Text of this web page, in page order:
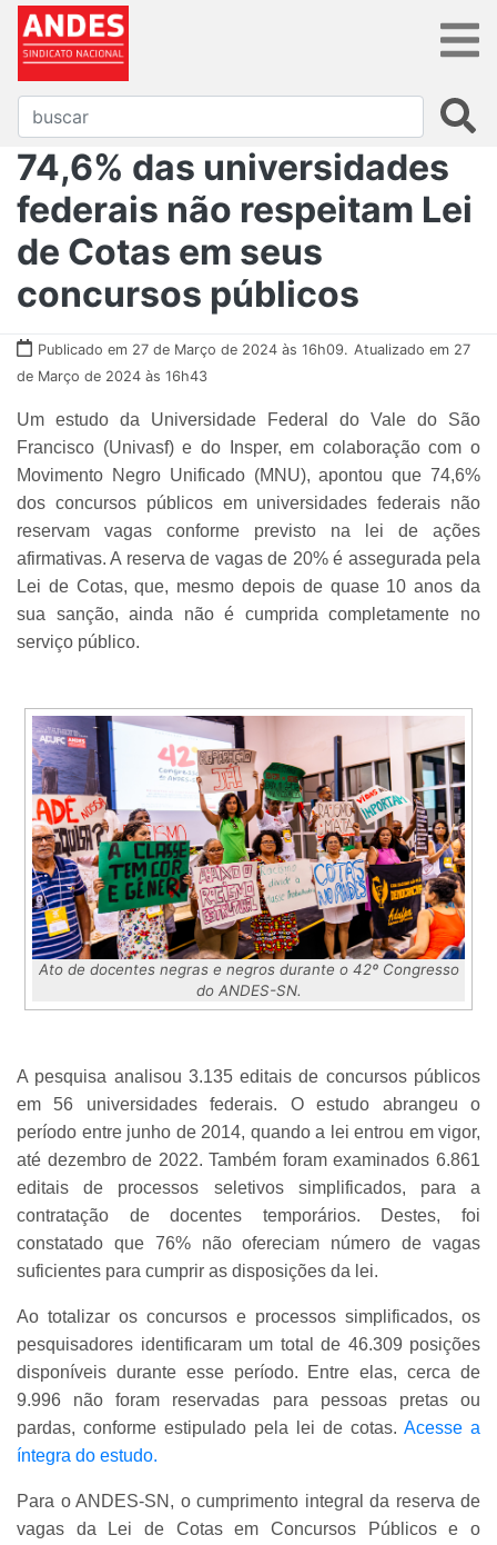
74,6% das universidades
federais não respeitam Lei
de Cotas em seus
concursos públicos
Publicado em 27 de Março de 2024 às 16h09. Atualizado em 27
de Março de 2024 às 16h43
Um estudo da Universidade Federal do Vale do São
Francisco (Univasf) e do Insper, em colaboração com o
Movimento Negro Unificado (MNU), apontou que 74,6%
dos concursos públicos em universidades federais não
reservam vagas conforme previsto na lei de ações
afirmativas. A reserva de vagas de 20% é assegurada pela
Lei de Cotas, que, mesmo depois de quase 10 anos da
sua sanção, ainda não é cumprida completamente no
serviço público.
Ato de docentes negras e negros durante o 42º Congresso
do ANDES-SN.
A pesquisa analisou 3.135 editais de concursos públicos
em 56 universidades federais. O estudo abrangeu o
período entre junho de 2014, quando a lei entrou em vigor,
até dezembro de 2022. Também foram examinados 6.861
editais de processos seletivos simplificados, para a
contratação de docentes temporários. Destes, foi
constatado que 76% não ofereciam número de vagas
suficientes para cumprir as disposições da lei.
Ao totalizar os concursos e processos simplificados, os
pesquisadores identificaram um total de 46.309 posições
disponíveis durante esse período. Entre elas, cerca de
9.996 não foram reservadas para pessoas pretas ou
pardas, conforme estipulado pela lei de cotas. Acesse a
íntegra do estudo.
Para o ANDES-SN, o cumprimento integral da reserva de
vagas da Lei de Cotas em Concursos Públicos e o